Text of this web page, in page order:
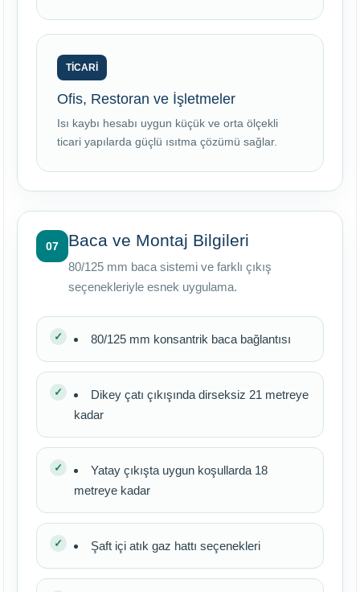
TİCARİ
Ofis, Restoran ve İşletmeler
Isı kaybı hesabı uygun küçük ve orta ölçekli
ticari yapılarda güçlü ısıtma çözümü sağlar.
07 Baca ve Montaj Bilgileri
80/125 mm baca sistemi ve farklı çıkış
seçenekleriyle esnek uygulama.
80/125 mm konsantrik baca bağlantısı
Dikey çatı çıkışında dirseksiz 21 metreye
kadar
Yatay çıkışta uygun koşullarda 18
metreye kadar
Şaft içi atık gaz hattı seçenekleri